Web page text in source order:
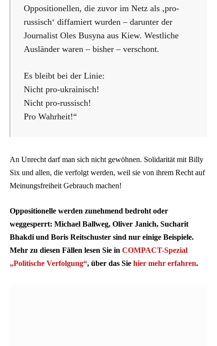
Oppositionellen, die zuvor im Netz als ,pro-
russisch‘ diffamiert wurden – darunter der
Journalist Oles Busyna aus Kiew. Westliche
Ausländer waren – bisher – verschont.
Es bleibt bei der Linie:
Nicht pro-ukrainisch!
Nicht pro-russisch!
Pro Wahrheit!“
An Unrecht darf man sich nicht gewöhnen. Solidarität mit Billy
Six und allen, die verfolgt werden, weil sie von ihrem Recht auf
Meinungsfreiheit Gebrauch machen!
Oppositionelle werden zunehmend bedroht oder
weggesperrt: Michael Ballweg, Oliver Janich, Sucharit
Bhakdi und Boris Reitschuster sind nur einige Beispiele.
Mehr zu diesen Fällen lesen Sie in COMPACT-Spezial
„Politische Verfolgung“, über das Sie hier mehr erfahren.